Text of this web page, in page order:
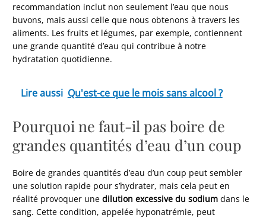
recommandation inclut non seulement l’eau que nous
buvons, mais aussi celle que nous obtenons à travers les
aliments. Les fruits et légumes, par exemple, contiennent
une grande quantité d’eau qui contribue à notre
hydratation quotidienne.
Lire aussi Qu'est-ce que le mois sans alcool ?
Pourquoi ne faut-il pas boire de
grandes quantités d’eau d’un coup
Boire de grandes quantités d’eau d’un coup peut sembler
une solution rapide pour s’hydrater, mais cela peut en
réalité provoquer unedilution excessive du sodium dans le
sang. Cette condition, appelée hyponatrémie, peut